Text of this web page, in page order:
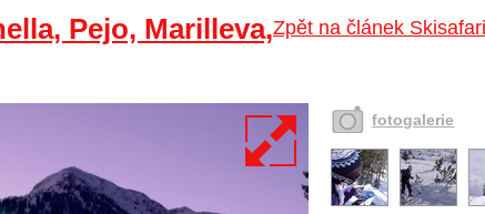
Zpět na článek
Pejo, Marilleva,
fotogalerie